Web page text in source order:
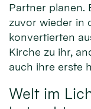
Partner planen.
zuvor wieder in
konvertierten
Kirche zu ihr,
auch ihre erste
Welt im